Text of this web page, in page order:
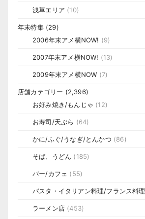
浅草エリア (10)
年末特集(29)
2006年末アメ横NOW! (9)
2007年末アメ横NOW! (13)
2009年末アメ横NOW (7)
店舗カテゴリー (2,396)
お好み焼き/もんじゃ (12)
お寿司/天ぷら (64)
かに/ふぐ/うなぎ/とんかつ (86)
そば、うどん (185)
バー/カフェ (55)
パスタ・イタリアン料理/フランス料理
ラーメン店 (453)